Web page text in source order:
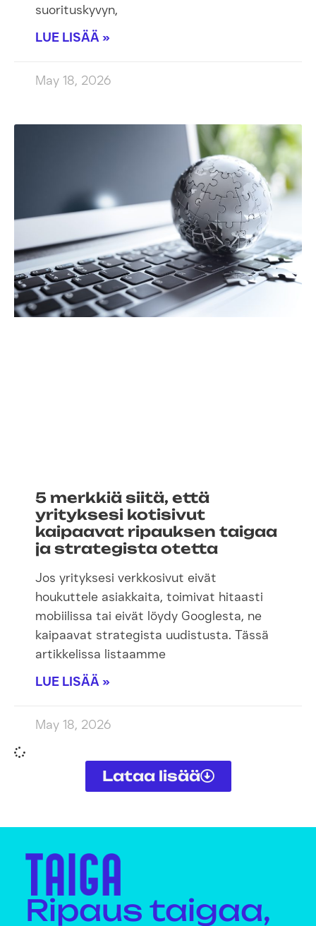
suorituskyvyn,
LUE LISÄÄ »
May 18, 2026
5 merkkiä siitä, että
yrityksesi kotisivut
kaipaavat ripauksen taigaa
ja strategista otetta
Jos yrityksesi verkkosivut eivät
houkuttele asiakkaita, toimivat hitaasti
mobiilissa tai eivät löydy Googlesta, ne
kaipaavat strategista uudistusta. Tässä
artikkelissa listaamme
LUE LISÄÄ »
May 18, 2026
Lataa lisää
Ripaus taigaa,